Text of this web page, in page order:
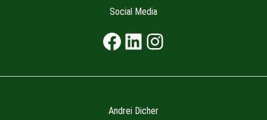
Social Media
Facebook
LinkedIn
Instagram
Andrei Dicher